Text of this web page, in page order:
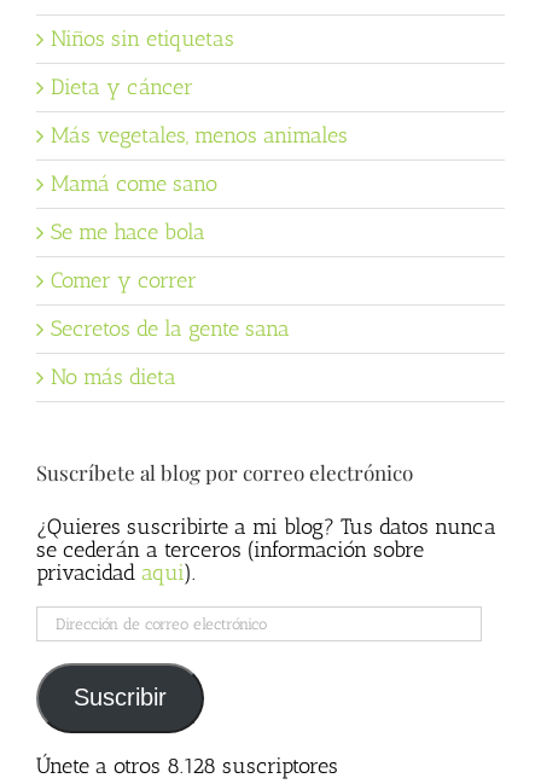
Niños sin etiquetas
Dieta y cáncer
Más vegetales, menos animales
Mamá come sano
Se me hace bola
Comer y correr
Secretos de la gente sana
No más dieta
Suscríbete al blog por correo electrónico
¿Quieres suscribirte a mi blog? Tus datos nunca
se cederán a terceros (información sobre
privacidad aqui).
Dirección
de
correo
electrónico
Suscribir
Únete a otros 8.128 suscriptores